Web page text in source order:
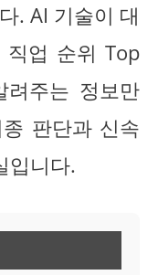
. AI 기술이 대
업 순위 Top
주는 정보만
판단과 신속
입니다.